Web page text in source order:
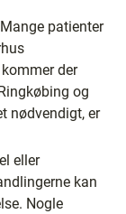
patienter
der
og
nødvendigt, er
eller
kan
Nogle